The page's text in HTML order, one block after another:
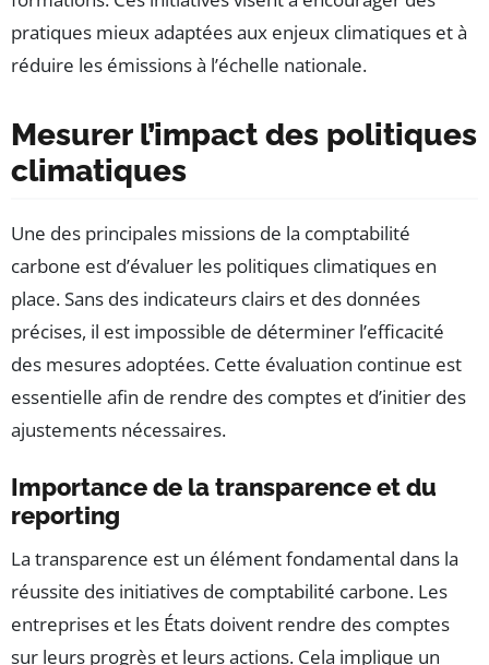
pratiques mieux adaptées aux enjeux climatiques et à
réduire les émissions à l’échelle nationale.
Mesurer l’impact des politiques
climatiques
Une des principales missions de la comptabilité
carbone est d’évaluer les politiques climatiques en
place. Sans des indicateurs clairs et des données
précises, il est impossible de déterminer l’efficacité
des mesures adoptées. Cette évaluation continue est
essentielle afin de rendre des comptes et d’initier des
ajustements nécessaires.
Importance de la transparence et du
reporting
La transparence est un élément fondamental dans la
réussite des initiatives de comptabilité carbone. Les
entreprises et les États doivent rendre des comptes
sur leurs progrès et leurs actions. Cela implique un